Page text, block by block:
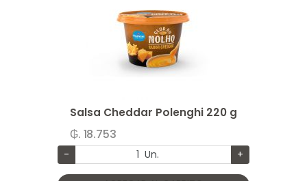
Salsa Cheddar Polenghi 220 g
₲. 18.753
- Un. +